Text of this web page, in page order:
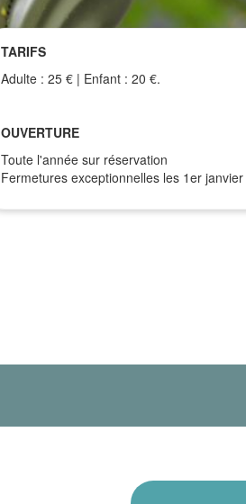
TARIFS
Adulte : 25 € | Enfant : 20 €.
OUVERTURE
Toute l'année sur réservation
Fermetures exceptionnelles les 1er